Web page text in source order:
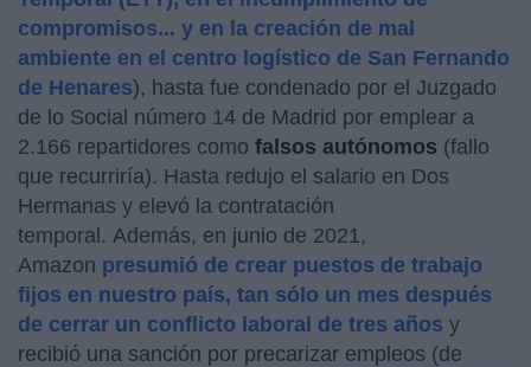
compromisos... y en la creación de mal
ambiente en el centro logístico de San Fernando
de Henares), hasta fue condenado por el Juzgado
de lo Social número 14 de Madrid por emplear a
2.166 repartidores como falsos autónomos (fallo
que recurriría). Hasta redujo el salario en Dos
Hermanas y elevó la contratación
temporal. Además, en junio de 2021,
Amazon presumió de crear puestos de trabajo
fijos en nuestro país, tan sólo un mes después
de cerrar un conflicto laboral de tres años y
recibió una sanción por precarizar empleos (de